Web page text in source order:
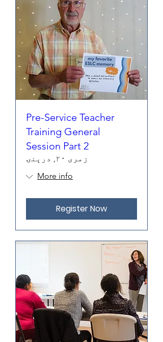
Pre-Service Teacher
Training General
Session Part 2
زمری ۲۰, درېنۍ
More info
Register Now